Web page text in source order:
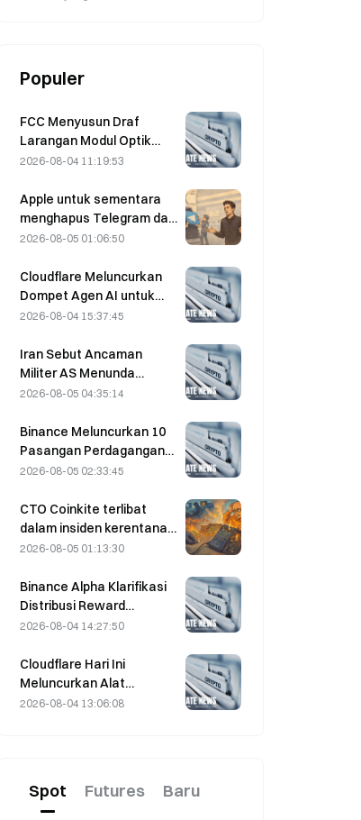
Populer
FCC Menyusun Draf
Larangan Modul Optik
Pusat Data dari Tiongkok;
Terdampak pada 27%
Pangsa Pasarnya
2026-08-04 11:19:53
Apple untuk sementara
menghapus Telegram dari
platformnya terkait
membantahnya dan
mengatakan bahwa
Telegram mengalami
2026-08-05 01:06:50
Cloudflare Meluncurkan
Dompet Agen AI untuk
Memungkinkan
Otonom pada 4 Agustus
2026-08-04 15:37:45
Iran Sebut Ancaman
Militer AS Menunda
Kesepakatan Terkait
Oman pada 5 Agustus
2026-08-05 04:35:14
Binance Meluncurkan 10
Pasangan Perdagangan
bStocks Hari Ini Pukul
Menawarkan Biaya Maker
Nol
2026-08-05 02:33:45
CTO Coinkite terlibat
dalam insiden kerentanan
Coldcard yang memicu
serangan dan
mengakibatkan kerugian
sebesar US$114 juta.
2026-08-05 01:13:30
Binance Alpha Klarifikasi
Distribusi Reward
MarsCoin: Reward
Pemegang Dompet,
Pengguna CEX
Mendapatkan SPCXB
2026-08-04 14:27:50
Cloudflare Hari Ini
Meluncurkan Alat
Identitas dan Dompet
2026-08-04 13:06:08
Spot Futures Baru